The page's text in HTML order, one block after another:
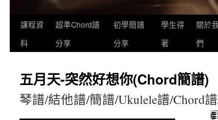
課程資
料
超準Chord譜
分享
初學簡譜
分享
學生得
著
關於
們
五月天-突然好想你(Chord簡譜)
琴譜/結他譜/簡譜/Ukulele譜/Chord